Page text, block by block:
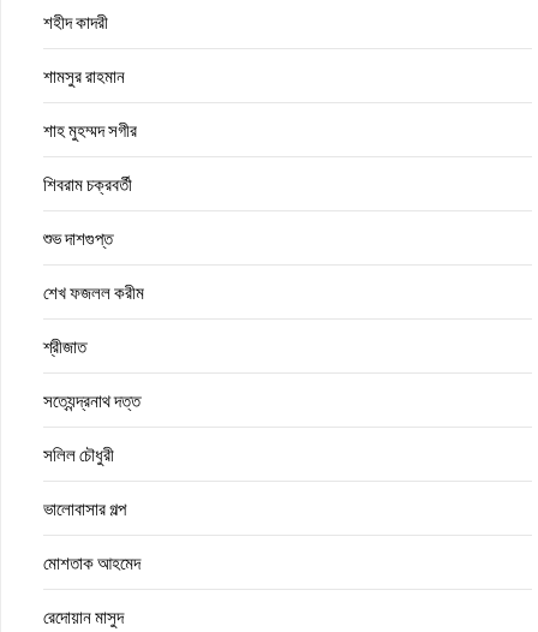
শহীদ কাদরী
শামসুর রাহমান
শাহ মুহম্মদ সগীর
শিবরাম চক্রবর্তী
শুভ দাশগুপ্ত
শেখ ফজলল করীম
শ্রীজাত
সত্যেন্দ্রনাথ দত্ত
সলিল চৌধুরী
ভালোবাসার গল্প
মোশতাক আহমেদ
রেদোয়ান মাসুদ